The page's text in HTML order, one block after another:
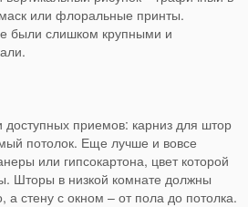
или флоральные принты.
были слишком крупными и
приемов: карниз для штор
потолок. Еще лучше и вовсе
или гипсокартона, цвет которой
Шторы в низкой комнате должны
а стену с окном – от пола до потолка.